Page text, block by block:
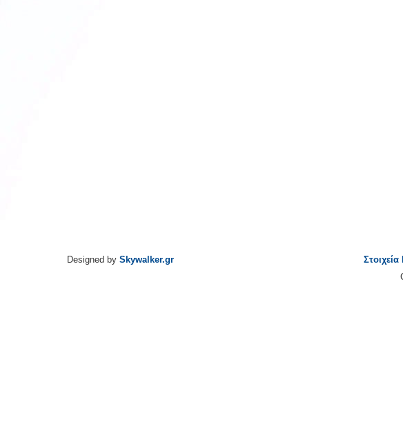
Designed by Skywalker.gr